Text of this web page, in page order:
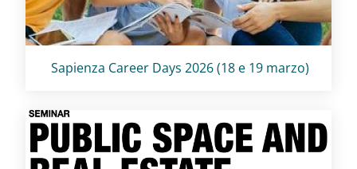
Titolo card:
Sapienza Career Days 2026 (18 e 19 marzo)